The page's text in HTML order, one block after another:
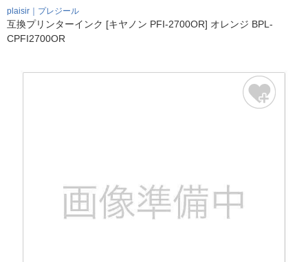
plaisir｜プレジール
互換プリンターインク [キヤノン PFI-2700OR] オレンジ BPL-
CPFI2700OR